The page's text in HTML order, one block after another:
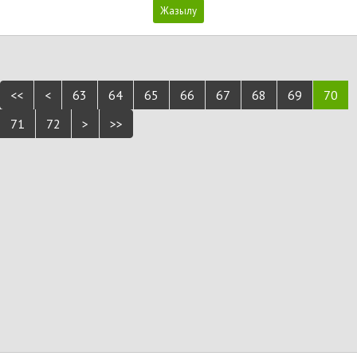
<< < 63 64 65 66 67 68 69
70
71
72 > >>